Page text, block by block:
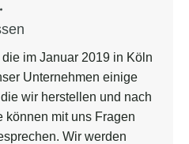
im Januar 2019 in Köln
Unternehmen einige
wir herstellen und nach
können mit uns Fragen
Wir werden